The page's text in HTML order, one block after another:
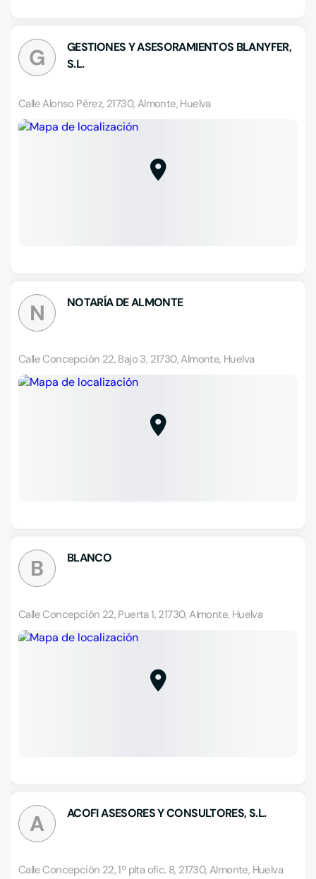
G
GESTIONES Y ASESORAMIENTOS BLANYFER,
S.L.
Calle Alonso Pérez, 21730, Almonte, Huelva
N NOTARÍA DE ALMONTE
Calle Concepción 22, Bajo 3, 21730, Almonte, Huelva
B BLANCO
Calle Concepción 22, Puerta 1, 21730, Almonte, Huelva
A ACOFI ASESORES Y CONSULTORES, S.L.
Calle Concepción 22, 1ª plta ofic. 8, 21730, Almonte, Huelva